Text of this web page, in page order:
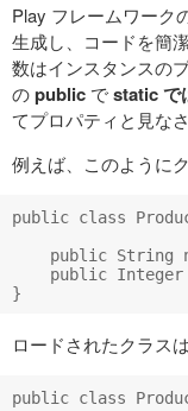
Play フレームワーク
生成し、コードを簡
数はインスタンスの
のpublic でstatic で
てプロパティと見なさ
例えば、このように
public class
public String
public Integer
ロードされたクラス
public class